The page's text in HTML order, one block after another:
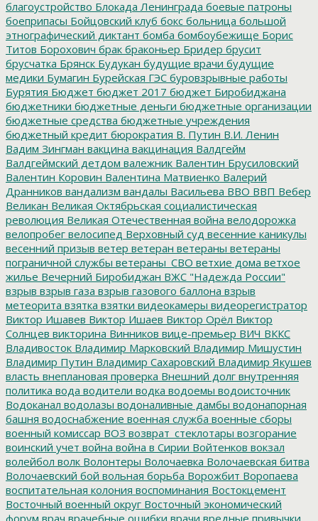
благоустройство Блокада Ленинграда боевые патроны
боеприпасы Бойцовский клуб бокс больница большой
этнографический диктант бомба бомбоубежище Борис
Титов Борохович брак браконьер Бридер брусит
брусчатка Брянск Будукан будущие врачи будущие
медики Бумагин Бурейская ГЭС буровзрывные работы
Бурятия Бюджет бюджет 2017 бюджет Биробиджана
бюджетники бюджетные деньги бюджетные организации
бюджетные средства бюджетные учреждения
бюджетный кредит бюрократия В. Путин В.И. Ленин
Вадим Зингман вакцина вакцинация Валдгейм
Валдгеймский детдом валежник Валентин Брусиловский
Валентин Коровин Валентина Матвиенко Валерий
Дранников вандализм вандалы Васильева ВВО ВВП Вебер
Великан Великая Октябрьская социалистическая
революция Великая Отечественная война велодорожка
велопробег велосипед Верховный суд весенние каникулы
весенний призыв ветер ветеран ветераны ветераны
пограничной службы ветераны_СВО ветхие дома ветхое
жилье Вечерний Биробиджан ВЖС "Надежда России"
взрыв взрыв газа взрыв газового баллона взрыв
метеорита взятка взятки видеокамеры видеорегистратор
Виктор Ишавев Виктор Ишаев Виктор Орёл Виктор
Солнцев викторина Винников вице-премьер ВИЧ ВККС
Владивосток Владимир Марковский Владимир Мишустин
Владимир Путин Владимир Сахаровский Владимир Якушев
власть внеплановая проверка Внешний долг внутренняя
политика вода водители водка водоемы водоисточник
Водоканал водолазы водоналивные дамбы водонапорная
башня водоснабжение военная служба военные сборы
военный комиссар ВОЗ возврат_стеклотары возгорание
воинский учет война война в Сирии Войтенков вокзал
волейбол волк Волонтеры Волочаевка Волочаевская битва
Волочаевский бой вольная борьба Ворожбит Воропаева
воспитательная колония воспоминания Востокцемент
Восточный военный округ Восточный экономический
форум врач врачебные ошибки врачи вредные привычки